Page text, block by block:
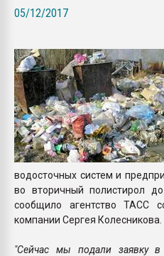
05/12/2017
водосточных систем и
во вторичный полистирол
сообщило агентство ТАСС
компании Сергея Колесникова.
"Сейчас мы подали заявку